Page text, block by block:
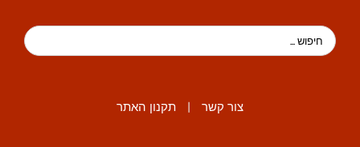
צור קשר תקנון האתר